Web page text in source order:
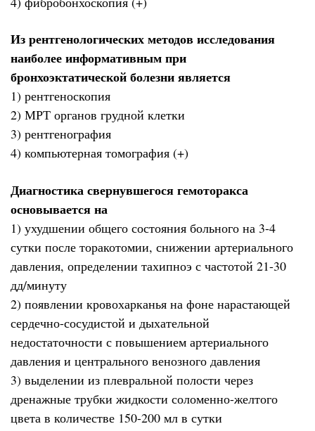
Из рентгенологических методов исследования
наиболее информативным при
бронхоэктатической болезни является
1) рентгеноскопия
2) МРТ органов грудной клетки
3) рентгенография
4) компьютерная томография (+)
Диагностика свернувшегося гемоторакса
основывается на
1) ухудшении общего состояния больного на 3-4
сутки после торакотомии, снижении артериального
давления, определении тахипноэ с частотой 21-30
дд/минуту
2) появлении кровохарканья на фоне нарастающей
сердечно-сосудистой и дыхательной
недостаточности с повышением артериального
давления и центрального венозного давления
3) выделении из плевральной полости через
дренажные трубки жидкости соломенно-желтого
цвета в количестве 150-200 мл в сутки